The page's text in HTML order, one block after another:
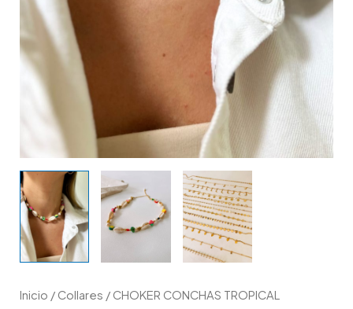
Inicio / Collares / CHOKER CONCHAS TROPICAL